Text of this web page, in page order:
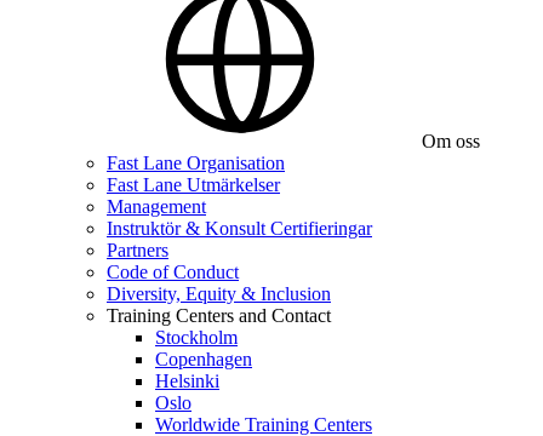
Om oss
Fast Lane Organisation
Fast Lane Utmärkelser
Management
Instruktör & Konsult Certifieringar
Partners
Code of Conduct
Diversity, Equity & Inclusion
Training Centers and Contact
Stockholm
Copenhagen
Helsinki
Oslo
Worldwide Training Centers